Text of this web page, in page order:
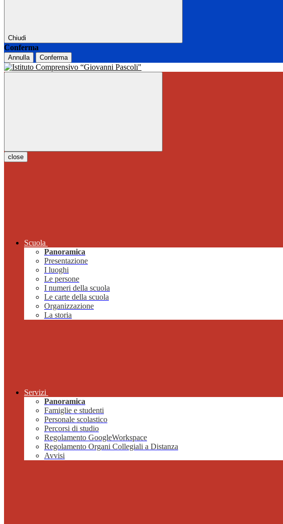
Chiudi
Conferma
Annulla Conferma
close
Scuola
Panoramica
Presentazione
I luoghi
Le persone
I numeri della scuola
Le carte della scuola
Organizzazione
La storia
Servizi
Panoramica
Famiglie e studenti
Personale scolastico
Percorsi di studio
Regolamento GoogleWorkspace
Regolamento Organi Collegiali a Distanza
Avvisi